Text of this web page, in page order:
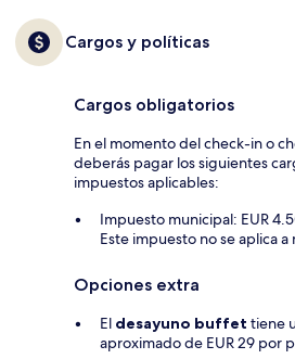
Cargos y políticas
Cargos obligatorios
En el momento del check-in o
deberás pagar los siguientes
impuestos aplicables:
Impuesto municipal: EUR
Este impuesto no se aplica a
Opciones extra
El desayuno buffet tiene
aproximado de EUR 29 por